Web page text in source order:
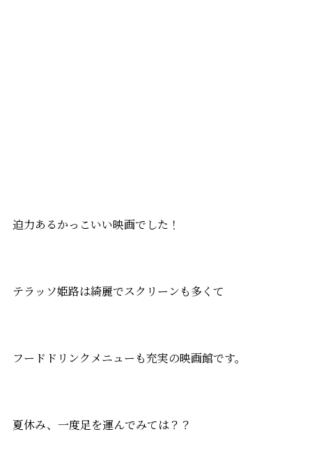
迫力あるかっこいい映画でした！
テラッソ姫路は綺麗でスクリーンも多くて
フードドリンクメニューも充実の映画館です。
夏休み、一度足を運んでみては？？